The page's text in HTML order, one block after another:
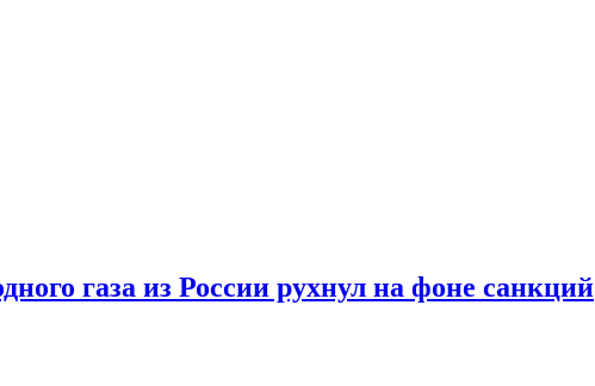
газа из России рухнул на фоне санкций